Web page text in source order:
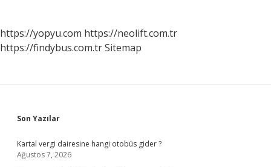
https://yopyu.com https://neolift.com.tr
https://findybus.com.trSitemap
Sidebar
Son Yazılar
Kartal vergi dairesine hangi otobüs gider ?
Ağustos 7, 2026